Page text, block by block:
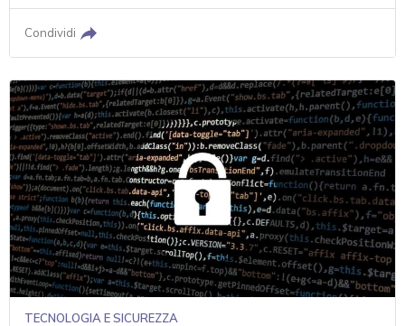
Condividi
TECNOLOGIA E SICUREZZA